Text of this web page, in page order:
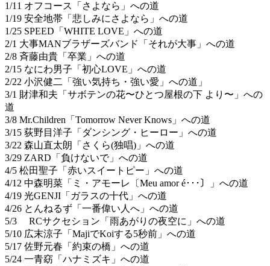
1/11 オフコース「さよなら」への道
1/19 安全地帯「悲しみにさよなら」への道
1/25 SPEED「WHITE LOVE」への道
2/1 大事MANブラザーズバンド「それが大事」への道
2/8 斉藤由貴「卒業」への道
2/15 なにわ男子「初心LOVE」への道
2/22 小沢健二「強い気持ち・強い愛」への道」
3/1 財津和夫「サボテンの花〜ひとつ屋根の下 より〜」への
道
3/8 Mr.Children「Tomorrow Never Knows」への道
3/15 荻野目洋子「ダンシング・ヒーロー」への道
3/22 森山直太朗「さくら(独唱)」への道
3/29 ZARD「負けないで」への道
4/5 松田聖子「赤いスイートピー」への道
4/12 中森明菜「ミ・アモーレ〔Meu amor é･･･〕」への道
4/19 光GENJI「ガラスの十代」への道
4/26 とんねるず「一番偉い人へ」への道
5/3 RCサクセション「雨あがりの夜空に」への道
5/10 広末涼子「MajiでKoiする5秒前」への道
5/17 佐野元春「約束の橋」への道
5/24 一青窈「ハナミズキ」への道